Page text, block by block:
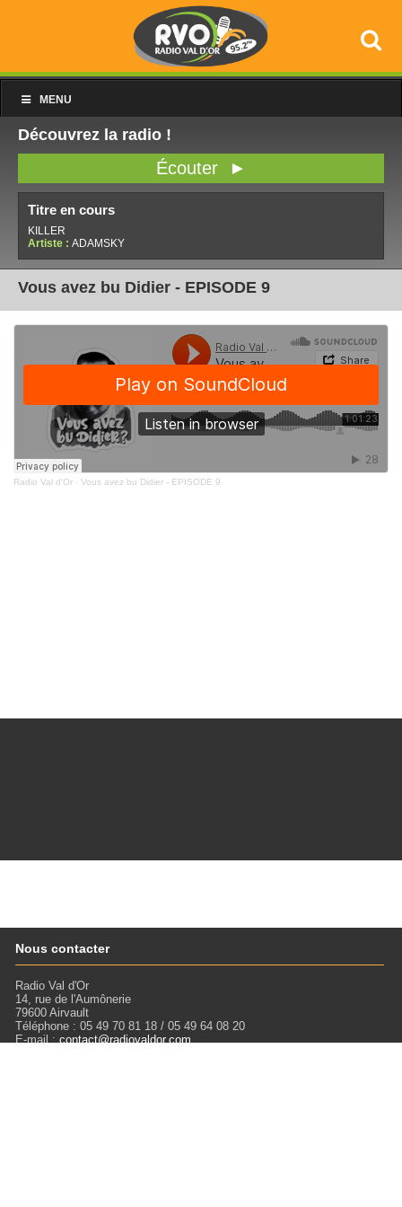
MENU
Découvrez la radio !
Écouter ►
Titre en cours
KILLER
Artiste : ADAMSKY
Vous avez bu Didier - EPISODE 9
Radio Val d'Or · Vous avez bu Didier - EPISODE 9
Nous contacter
Radio Val d'Or
14, rue de l'Aumônerie
79600 Airvault
Téléphone : 05 49 70 81 18 / 05 49 64 08 20
E-mail :contact@radiovaldor.com